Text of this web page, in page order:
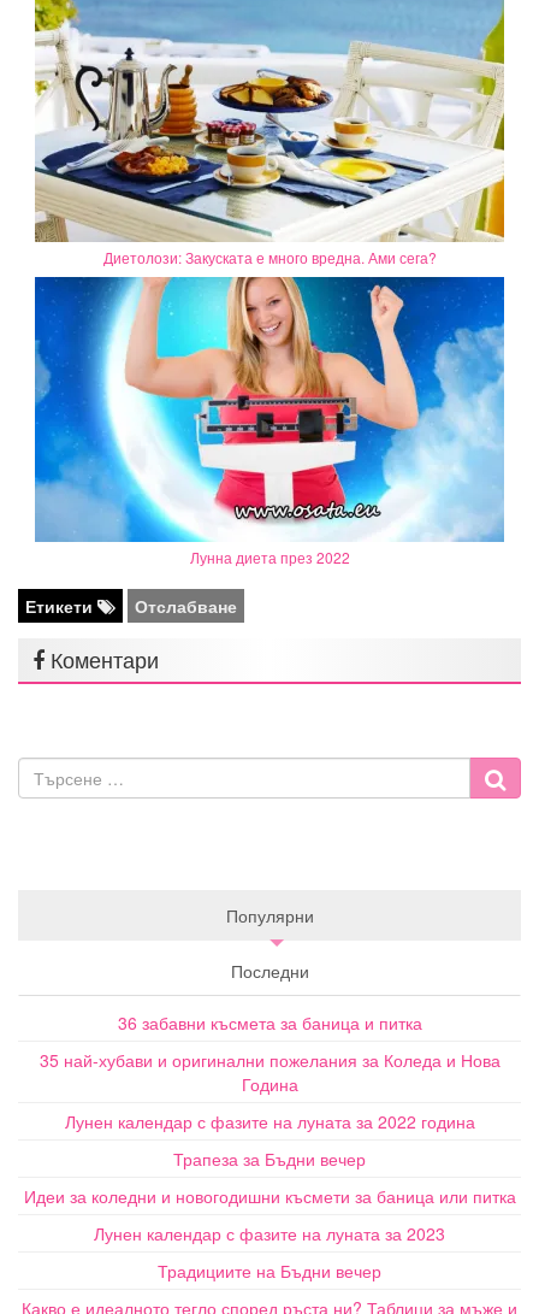
Диетолози: Закуската е много вредна. Ами сега?
Лунна диета през 2022
Етикети Отслабване
Коментари
Популярни
Последни
36 забавни късмета за баница и питка
35 най-хубави и оригинални пожелания за Коледа и Нова
Година
Лунен календар с фазите на луната за 2022 година
Трапеза за Бъдни вечер
Идеи за коледни и новогодишни късмети за баница или питка
Лунен календар с фазите на луната за 2023
Традициите на Бъдни вечер
Какво е идеалното тегло според ръста ни? Таблици за мъже и